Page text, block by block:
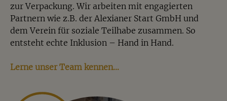
zur Verpackung. Wir arbeiten mit engagierten
Partnern wie z.B. der Alexianer Start GmbH und
dem Verein für soziale Teilhabe zusammen. So
entsteht echte Inklusion – Hand in Hand.
Lerne unser Team kennen…